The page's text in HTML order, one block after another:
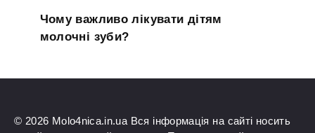
Чому важливо лікувати дітям
молочні зуби?
© 2026 Molo4nica.in.ua Вся інформація на сайті носить